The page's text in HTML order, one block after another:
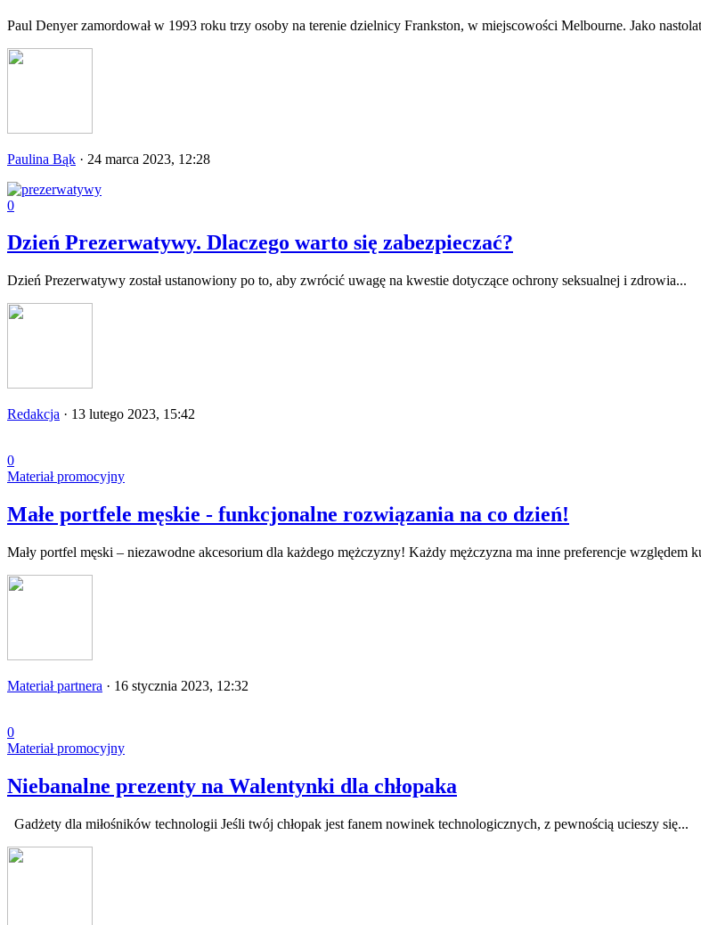
Paul Denyer zamordował w 1993 roku trzy osoby na terenie dzielnicy Frankston, w miejscowości Melbourne. Jako
Paulina Bąk · 24 marca 2023, 12:28
0
Dzień Prezerwatywy. Dlaczego warto się zabezpieczać?
Dzień Prezerwatywy został ustanowiony po to, aby zwrócić uwagę na kwestie dotyczące ochrony seksualnej i zdrowia...
Redakcja · 13 lutego 2023, 15:42
0
Materiał promocyjny
Małe portfele męskie - funkcjonalne rozwiązania na co dzień!
Mały portfel męski – niezawodne akcesorium dla każdego mężczyzny! Każdy mężczyzna ma inne preferencje względem
Materiał partnera · 16 stycznia 2023, 12:32
0
Materiał promocyjny
Niebanalne prezenty na Walentynki dla chłopaka
Gadżety dla miłośników technologii Jeśli twój chłopak jest fanem nowinek technologicznych, z pewnością ucieszy się...